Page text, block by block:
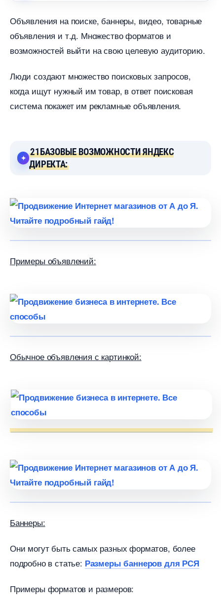
Объявления на поиске, баннеры, видео, товарные
объявления и т.д. Множество форматов и
озможностей выйти на свою целевую аудиторию.
Люди создают множество поисковых запросов,
когда ищут нужный им товар, в ответ поисковая
система покажет им рекламные объявления.
21БАЗОВЫЕ ВОЗМОЖНОСТИ ЯНДЕКС
ДИРЕКТА:
Примеры объявлений:
Обычное объявления с картинкой:
Баннеры:
Они могут быть самых разных форматов, более
подробно в статье: Размеры баннеров для РСЯ
Примеры форматов и размеров: